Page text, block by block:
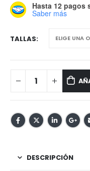
Hasta 12 pagos
Saber más
TALLAS
DESCRIPCIÓN